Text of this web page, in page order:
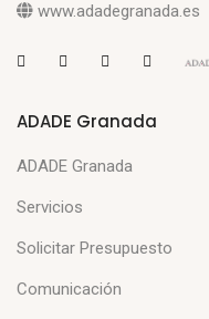
www.adadegranada.es
ADADE Granada
ADADE Granada
Servicios
Solicitar Presupuesto
Comunicación